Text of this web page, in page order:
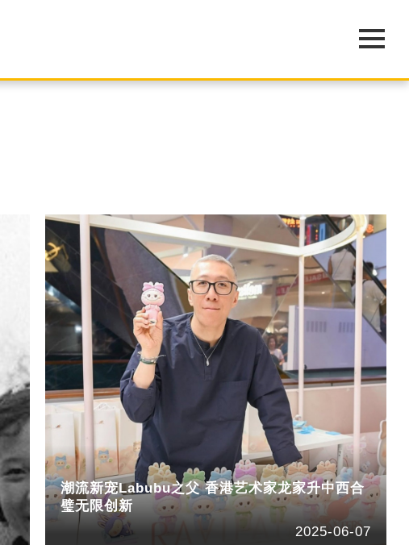
潮流新宠Labubu之父 香港艺术家龙家升中西合
璧无限创新
2025-06-07